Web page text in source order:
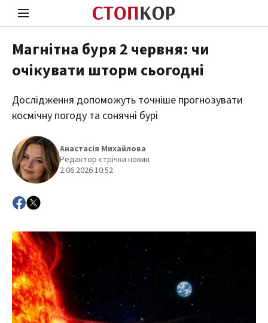
Стоп Політичній Корупції
Магнітна буря 2 червня: чи
очікувати шторм сьогодні
Дослідження допоможуть точніше прогнозувати
космічну погоду та сонячні бурі
Анастасія Михайлова
Редактор стрічки новин
2.06.2026 10:52